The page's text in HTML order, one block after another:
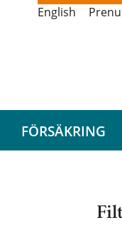
English
FÖRSÄKRING